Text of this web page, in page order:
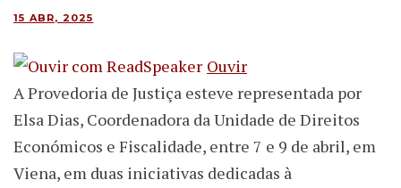
15 ABR, 2025
Ouvir
A Provedoria de Justiça esteve representada por
Elsa Dias, Coordenadora da Unidade de Direitos
Económicos e Fiscalidade, entre 7 e 9 de abril, em
Viena, em duas iniciativas dedicadas à